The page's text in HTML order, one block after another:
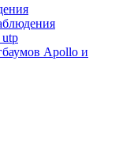
Apollo и